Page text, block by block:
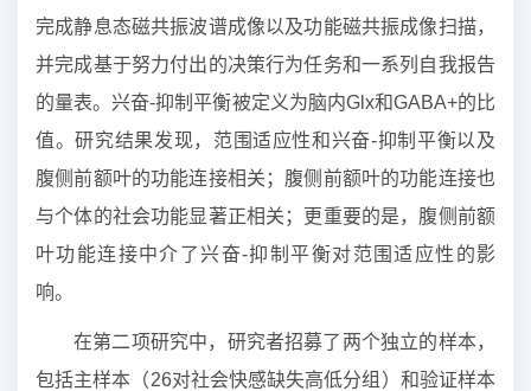
完成静息态磁共振波谱成像以及功能磁共振成像扫描，
并完成基于努力付出的决策行为任务和一系列自我报告
的量表。兴奋-抑制平衡被定义为脑内Glx和GABA+的比
值。研究结果发现，范围适应性和兴奋-抑制平衡以及
腹侧前额叶的功能连接相关；腹侧前额叶的功能连接也
与个体的社会功能显著正相关；更重要的是，腹侧前额
叶功能连接中介了兴奋-抑制平衡对范围适应性的影
响。
在第二项研究中，研究者招募了两个独立的样本，
包括主样本（26对社会快感缺失高低分组）和验证样本